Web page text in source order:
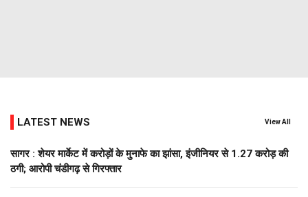
LATEST NEWS View All
सागर : शेयर मार्केट में करोड़ों के मुनाफे का झांसा, इंजीनियर से 1.27 करोड़ की
ठगी; आरोपी चंडीगढ़ से गिरफ्तार